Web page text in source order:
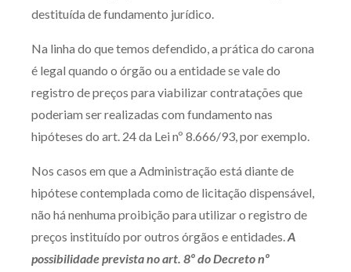
destituída de fundamento jurídico.
Na linha do que temos defendido, a prática do carona
é legal quando o órgão ou a entidade se vale do
registro de preços para viabilizar contratações que
poderiam ser realizadas com fundamento nas
hipóteses do art. 24 da Lei nº 8.666/93, por exemplo.
Nos casos em que a Administração está diante de
hipótese contemplada como de licitação dispensável,
não há nenhuma proibição para utilizar o registro de
preços instituído por outros órgãos e entidades.A
possibilidade prevista no art. 8º do Decreto nº